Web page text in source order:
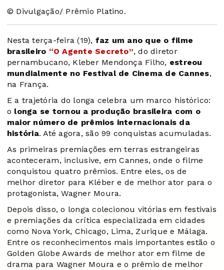
© Divulgação/ Prêmio Platino.
Nesta terça-feira (19), faz um ano que o filme
brasileiro “O Agente Secreto”, do diretor
pernambucano, Kleber Mendonça Filho, estreou
mundialmente no Festival de Cinema de Cannes,
na França.
E a trajetória do longa celebra um marco histórico:
o longa se tornou a produção brasileira com o
maior número de prêmios internacionais da
história. Até agora, são 99 conquistas acumuladas.
As primeiras premiações em terras estrangeiras
aconteceram, inclusive, em Cannes, onde o filme
conquistou quatro prêmios. Entre eles, os de
melhor diretor para Kléber e de melhor ator para o
protagonista, Wagner Moura.
Depois disso, o longa colecionou vitórias em festivais
e premiações da crítica especializada em cidades
como Nova York, Chicago, Lima, Zurique e Málaga.
Entre os reconhecimentos mais importantes estão o
Golden Globe Awards de melhor ator em filme de
drama para Wagner Moura e o prêmio de melhor